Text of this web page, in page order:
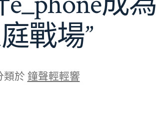
戰場”
類於 鐘聲輕輕響